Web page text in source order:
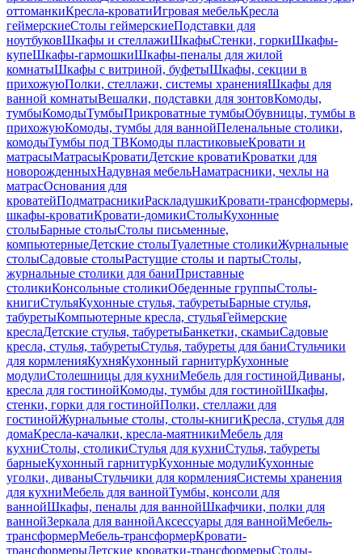
оттоманкиКресла-кроватиИгровая мебельКресла
геймерскиеСтолы геймерскиеПодставки для
ноутбуковШкафы и стеллажиШкафыСтенки, горкиШкафы-
купеШкафы-гармошкиШкафы-пеналы для жилой
комнатыШкафы с витриной, буфетыШкафы, секции в
прихожуюПолки, стеллажи, системы храненияШкафы для
ванной комнатыВешалки, подставки для зонтовКомоды,
тумбыКомодыТумбыПрикроватные тумбыОбувницы, тумбы в
прихожуюКомоды, тумбы для ваннойПеленальные столики,
комодыТумбы под ТВКомоды пластиковыеКровати и
матрасыМатрасыКроватиДетские кроватиКроватки для
новорожденныхНадувная мебельНаматрасники, чехлы на
матрасОснования для
кроватейПодматрасникиРаскладушкиКровати-трансформеры,
шкафы-кроватиКровати-домикиСтолыКухонные
столыБарные столыСтолы письменные,
компьютерныеДетские столыТуалетные столикиЖурнальные
столыСадовые столыРастущие столы и партыСтолы,
журнальные столики для баниПриставные
столикиКонсольные столикиОбеденные группыСтолы-
книгиСтульяКухонные стулья, табуретыБарные стулья,
табуретыКомпьютерные кресла, стульяГеймерские
креслаДетские стулья, табуретыБанкетки, скамьиСадовые
кресла, стулья, табуретыСтулья, табуреты для баниСтульчики
для кормленияКухняКухонный гарнитурКухонные
модулиСтолешницы для кухниМебель для гостинойДиваны,
кресла для гостинойКомоды, тумбы для гостинойШкафы,
стенки, горки для гостинойПолки, стеллажи для
гостинойЖурнальные столы, столы-книгиКресла, стулья для
домаКресла-качалки, кресла-маятникиМебель для
кухниСтолы, столикиСтулья для кухниСтулья, табуреты
барныеКухонный гарнитурКухонные модулиКухонные
уголки, диваныСтульчики для кормленияСистемы хранения
для кухниМебель для ваннойТумбы, консоли для
ваннойШкафы, пеналы для ваннойШкафчики, полки для
ваннойЗеркала для ваннойАксессуары для ваннойМебель-
трансформерМебель-трансформерКровати-
трансформерыДетские кроватки-трансформерыСтолы-